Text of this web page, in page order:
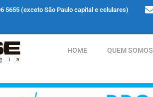
5655 (exceto São Paulo capital e celulares)
HOME QUEM SOMOS